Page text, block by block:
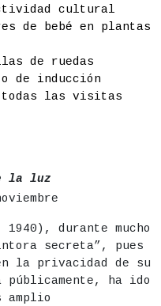
cultural
de bebé en plantas
de ruedas
de inducción
todas las visitas
la luz
durante mucho
secreta”, pues
la privacidad de su
públicamente, ha ido
amplio